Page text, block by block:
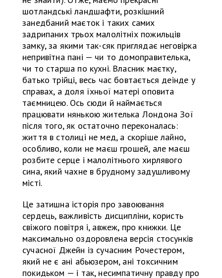
шотландські ландшафти, розкішний
занедбаний маєток і таких самих
задрипаних трьох малолітніх пожильців
замку, за якими так-сяк приглядає неговірка
непривітна пані — чи то домоправителька,
чи то старша по кухні. Власник маєтку,
батько трійці, весь час бовтається деінде у
справах, а доля їхньої матері оповита
таємницею. Ось сюди й наймається
працювати нянькою жителька Лондона Зої
після того, як остаточно переконалась:
життя в столиці не мед, а скоріше лайно,
особливо, коли не маєш грошей, але маєш
розбите серце і малолітнього хирлявого
сина, який чахне в брудному задушливому
місті.
Це затишна історія про завоювання
сердець, важливість дисципліни, користь
свіжого повітря і, авжеж, про книжки. Це
максимально оздоровлена версія стосунків
сучасної Джейн із сучасним Рочестером,
який не є ані абьюзером, ані токсичним
покидьком — і так, несимпатичну правду про